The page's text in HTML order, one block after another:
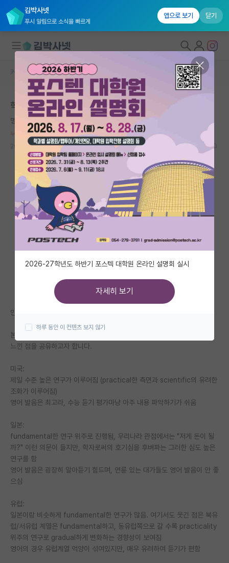
김박사넷
푸시 알림으로 소식을 빠르게
앱으로 보기 닫기
대학원생 모집
국내대학원 정보
연구실&오픈랩
커뮤니티
커뮤니티 홈
전체글보기
베스트 게시판
IF 명예의전당
자유 게시판(아무개랩)
미국 유학 게시판
미국 대학원 합격 후기 게시판
대학원 합격 후기 게시판
연구실(PI) 홍보 게시판
임용 정보 게시판
취업 게시판
임용 후기 게시판
PI 전용 게시판
특수/전문대학원 게시판
반도체/AI 게시판
커뮤니티 홈 자유 게시판(아무개랩)
학연생의 국제 학회 후기
명석한 한강
누적 신고가 20개 이상인 사용자입니다.
2025.05.12
12 5233
안녕하세요. 김박사넷 연구자들
본인이 이번에 학부연구생으로 인생 첫 해외를 나가보고, 학회를 경험하여
느낀 점을 공유하고자 합니다.
미국:
제일 수준 높은 연구가 이루어짐 (practical한 측면과 scientific의 유려한
조화가 이루어짐)
영어 발음은 최고라, 수능 듣기 평가마냥 아주 내용 파악하기가 쉬움
일본:
fundamental한 연구 위주로 진행됨, 우리나라 관점에서는 "저게 돈이 될
까?" 이런 의문이 들지만, 학자로써의 호기심을 후벼파는 그러한 심도 높은
연구를 함
영어 발음은 굉장히 알아듣기 힘드며, 연륜 있는 대가들도 영어 발음이 안 좋
으심
유럽:
일본이랑 비슷하게 fundamental한 연구가 많음. 여기서도 웃긴 점은 북유
럽/서유럽 계열은 fundamental하고, 동유럽쪽으로 갈 수록 practicality
위주의 연구로 gradual하게 변화하는 경향성이 보여짐
영어의 경우 유럽계열 억양이 섞여있지만, 매우 유려하여 듣기가 편함
2026-27학년도 하반기 포스텍 대학원 온라인 설명회 실시
자세히 보기
하루 동안 이 컨텐츠 보지 않기